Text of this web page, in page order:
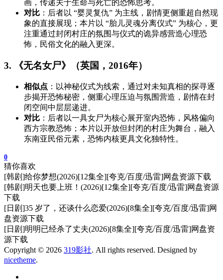
画，传递关于生命与死亡的恐怖思考。
对比 ：后者以 “婴灵复仇” 为主线，剧情更侧重超自然现
象的直接展现；本片以 “胎儿灵魂分离仪式” 为核心，更
注重通过封闭村庄的氛围与仪式的诡异感营造心理恐
怖，民俗文化的融入更深。
3. 《无名女尸》（英国，2016年）
相似点 ：以神秘仪式为线索，通过对未知真相的探寻逐
步揭开恐怖秘密，侧重心理压迫与氛围营造，剧情在封
闭空间中层层递进。
对比 ：后者以一具女尸为核心展开室内恐怖，风格偏向
西方宗教恐怖；本片以开放但封闭的村庄为舞台，融入
东南亚民俗元素，恐怖内核更具文化独特性。
0
猜你喜欢
[韩剧]给你梦想(2026)[12集全][夸克/百度/迅雷]网盘资源下载
[韩剧]明天也要上班！(2026)[12集全][夸克/百度/迅雷]网盘资源
下载
[日剧]35 岁了，还谈什么恋爱(2026)[8集全][夸克/百度/迅雷]网
盘资源下载
[日剧]明明已经杀了丈夫(2026)[8集全][夸克/百度/迅雷]网盘资
源下载
Copyright © 2026 319影社. All rights reserved. Designed by
nicetheme.